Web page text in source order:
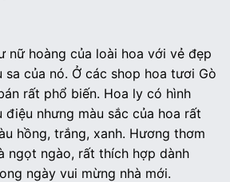
nữ hoàng của loài hoa với vẻ đẹp
sa của nó. Ở các shop hoa tươi Gò
rất phổ biến. Hoa ly có hình
điệu nhưng màu sắc của hoa rất
hồng, trắng, xanh. Hương thơm
ngọt ngào, rất thích hợp dành
ngày vui mừng nhà mới.